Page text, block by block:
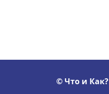
© Что и Как?